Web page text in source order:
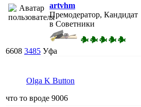
artvhm
Премодератор, Кандидат
в Советники
6608 3485 Уфа
Olga K Button
что то вроде 9006